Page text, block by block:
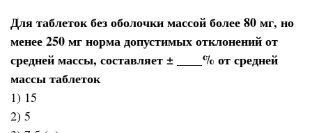
Для таблеток без оболочки массой более 80 мг, но
менее 250 мг норма допустимых отклонений от
средней массы, составляет ± ____% от средней
массы таблеток
1) 15
2) 5